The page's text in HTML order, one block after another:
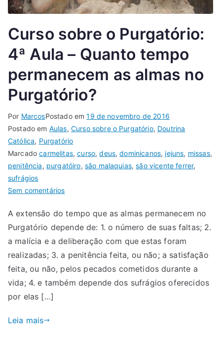
Curso sobre o Purgatório:
4ª Aula – Quanto tempo
permanecem as almas no
Purgatório?
Por MarcosPostado em19 de novembro de 2016
Postado em Aulas, Curso sobre o Purgatório, Doutrina
Católica, Purgatório
Marcadocarmelitas,curso,deus,dominicanos, jejuns, missas,
penitência, purgatóiro, são malaquias,são vicente ferrer,
sufrágios
Sem comentários
A extensão do tempo que as almas permanecem no
Purgatório depende de: 1. o número de suas faltas; 2.
a malícia e a deliberação com que estas foram
realizadas; 3. a penitência feita, ou não; a satisfação
feita, ou não, pelos pecados cometidos durante a
vida; 4. e também depende dos sufrágios oferecidos
por elas […]
Leia mais